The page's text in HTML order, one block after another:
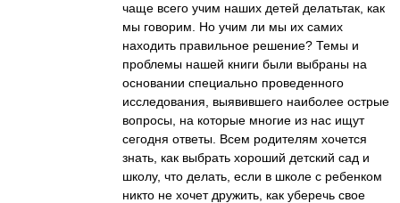
чаще всего учим наших детей делатьтак, как
мы говорим. Но учим ли мы их самих
находить правильное решение? Темы и
проблемы нашей книги были выбраны на
основании специально проведенного
исследования, выявившего наиболее острые
вопросы, на которые многие из нас ищут
сегодня ответы. Всем родителям хочется
знать, как выбрать хороший детский сад и
школу, что делать, если в школе с ребенком
никто не хочет дружить, как уберечь свое